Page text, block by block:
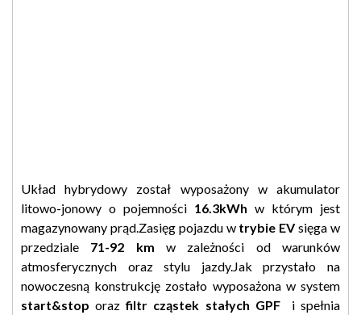
Układ hybrydowy został wyposażony w akumulator
litowo-jonowy o pojemności 16.3kWh w którym jest
magazynowany prąd.Zasięg pojazdu w trybie EVsięga w
przedziale 71-92 km w zależności od warunków
atmosferycznych oraz stylu jazdy.Jak przystało na
nowoczesną konstrukcję zostało wyposażona w system
start&stop oraz filtr cząstek stałych GPFi spełnia